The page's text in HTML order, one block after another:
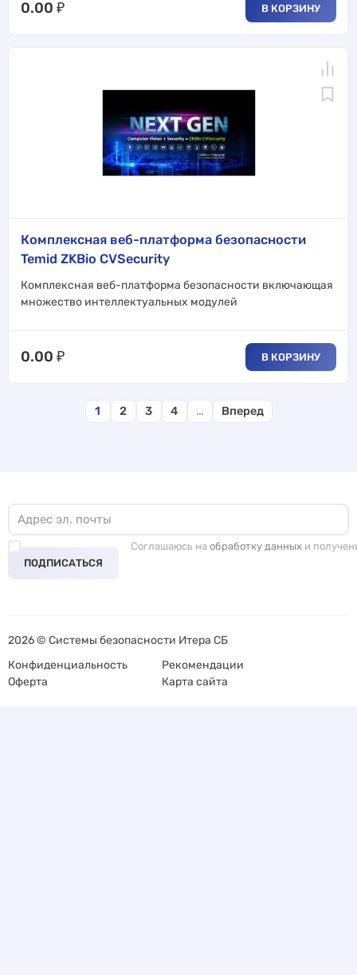
0.00 ₽ В КОРЗИНУ
Комплексная веб-платформа безопасности
Temid ZKBio CVSecurity
Комплексная веб-платформа безопасности включающая
множество интеллектуальных модулей
0.00 ₽ В КОРЗИНУ
1 2 3 4 … Вперед
ПОДПИСАТЬСЯ
Соглашаюсь на обработку данных и
2026 © Системы безопасности Итера СБ
Конфиденциальность
Рекомендации
Оферта
Карта сайта